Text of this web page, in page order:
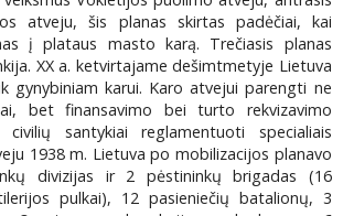
atveju, šis planas skirtas padėčiai, kai
į plataus masto karą. Trečiasis planas
XX a. ketvirtajame dešimtmetyje Lietuva
gynybiniam karui. Karo atvejui parengti ne
bet finansavimo bei turto rekvizavimo
santykiai reglamentuoti specialiais
1938 m. Lietuva po mobilizacijos planavo
divizijas ir 2 pėstininkų brigadas (16
pulkai), 12 pasieniečių batalionų, 3